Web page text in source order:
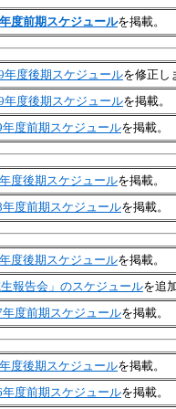
度前期スケジュールを掲載。
年度後期スケジュールを修正し
年度後期スケジュールを掲載。
年度前期スケジュールを掲載。
度後期スケジュールを掲載。
年度前期スケジュールを掲載。
度後期スケジュールを掲載。
生報告会」のスケジュールを追加
年度前期スケジュールを掲載。
度後期スケジュールを掲載。
年度前期スケジュールを掲載。